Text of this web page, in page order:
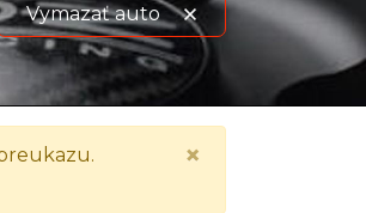
Vymazať auto
údaje o vozidle
×